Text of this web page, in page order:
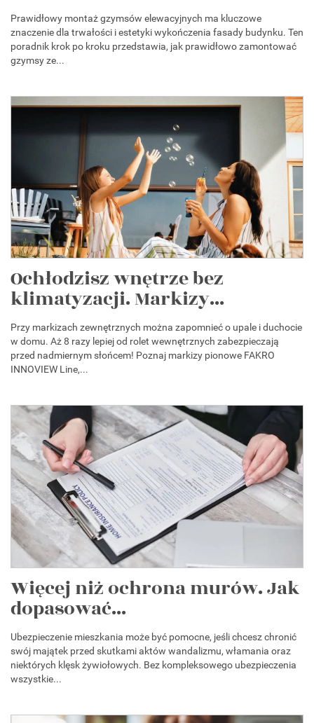
Prawidłowy montaż gzymsów elewacyjnych ma kluczowe
znaczenie dla trwałości i estetyki wykończenia fasady budynku. Ten
poradnik krok po kroku przedstawia, jak prawidłowo zamontować
gzymsy ze...
Ochłodzisz wnętrze bez
klimatyzacji. Markizy...
Przy markizach zewnętrznych można zapomnieć o upale i duchocie
w domu. Aż 8 razy lepiej od rolet wewnętrznych zabezpieczają
przed nadmiernym słońcem! Poznaj markizy pionowe FAKRO
INNOVIEW Line,...
Więcej niż ochrona murów. Jak
dopasować...
Ubezpieczenie mieszkania może być pomocne, jeśli chcesz chronić
swój majątek przed skutkami aktów wandalizmu, włamania oraz
niektórych klęsk żywiołowych. Bez kompleksowego ubezpieczenia
wszystkie...